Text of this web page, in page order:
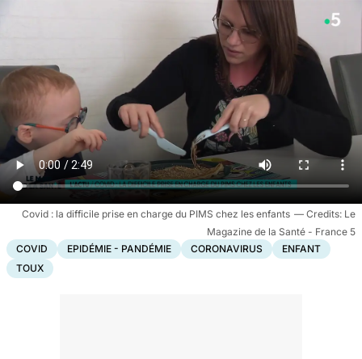
Covid : la difficile prise en charge du PIMS chez les enfants
Le
Magazine de la Santé - France 5
COVID
EPIDÉMIE - PANDÉMIE CORONAVIRUS
ENFANT
TOUX